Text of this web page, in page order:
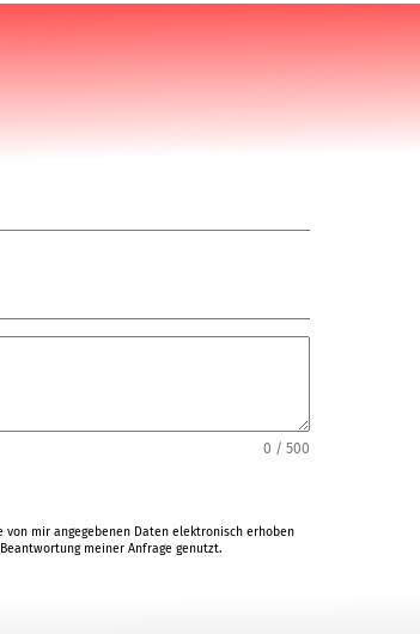
0 / 500
mir angegebenen Daten elektronisch erhoben
meiner Anfrage genutzt.